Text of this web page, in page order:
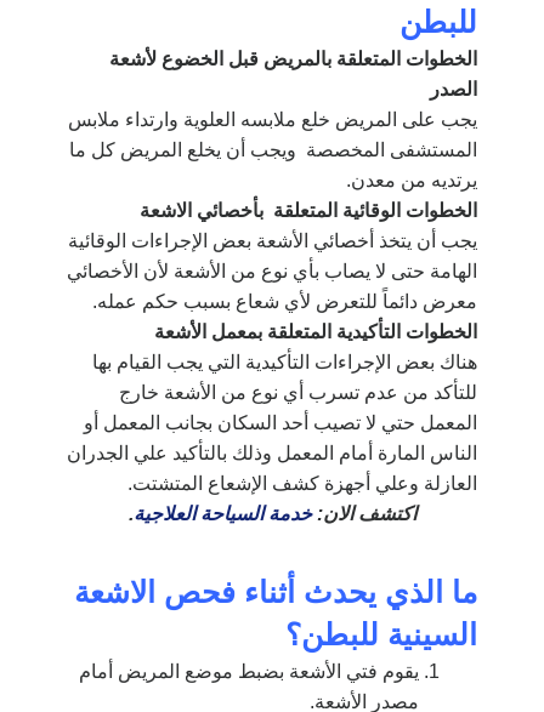
للبطن
الخطوات المتعلقة بالمريض قبل الخضوع لأشعة
الصدر
يجب على المريض خلع ملابسه العلوية وارتداء ملابس
المستشفى المخصصة ويجب أن يخلع المريض كل ما
يرتديه من معدن.
الخطوات الوقائية المتعلقة بأخصائي الاشعة
يجب أن يتخذ أخصائي الأشعة بعض الإجراءات الوقائية
الهامة حتى لا يصاب بأي نوع من الأشعة لأن الأخصائي
معرض دائماً للتعرض لأي شعاع بسبب حكم عمله.
الخطوات التأكيدية المتعلقة بمعمل الأشعة
هناك بعض الإجراءات التأكيدية التي يجب القيام بها
للتأكد من عدم تسرب أي نوع من الأشعة خارج
المعمل حتي لا تصيب أحد السكان بجانب المعمل أو
الناس المارة أمام المعمل وذلك بالتأكيد علي الجدران
العازلة وعلي أجهزة كشف الإشعاع المتشتت.
اكتشف الان:خدمة السياحة العلاجية.
ما الذي يحدث أثناء فحص الاشعة
السينية للبطن؟
يقوم فتي الأشعة بضبط موضع المريض أمام
مصدر الأشعة.